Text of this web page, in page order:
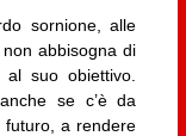
sornione, alle
abbisogna di
suo obiettivo.
se c’è da
a rendere